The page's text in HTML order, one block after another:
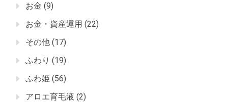
お金 (9)
お金・資産運用 (22)
その他 (17)
ふわり (19)
ふわ姫 (56)
アロエ育毛液 (2)